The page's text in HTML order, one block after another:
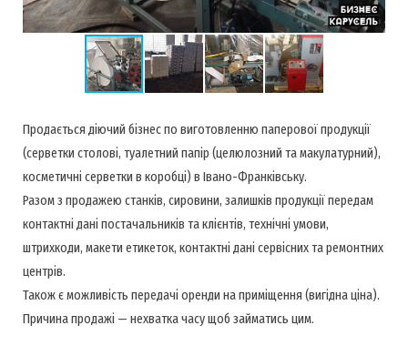
Продається діючий бізнес по виготовленню паперової продукції
(серветки столові, туалетний папір (целюлозний та макулатурний),
косметичні серветки в коробці) в Івано-Франківську.
Разом з продажею станків, сировини, залишків продукції передам
контактні дані постачальників та клієнтів, технічні умови,
штрихкоди, макети етикеток, контактні дані сервісних та ремонтних
центрів.
Також є можливість передачі оренди на приміщення (вигідна ціна).
Причина продажі — нехватка часу щоб займатись цим.